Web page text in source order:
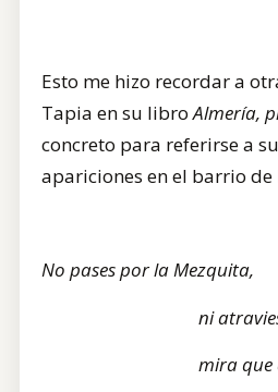
Esto me hizo recordar a
Tapia en su libroAlmería,
concreto para referirse a
apariciones en el barrio de
No pases por la Mezquita,
ni atravieses
mira que de